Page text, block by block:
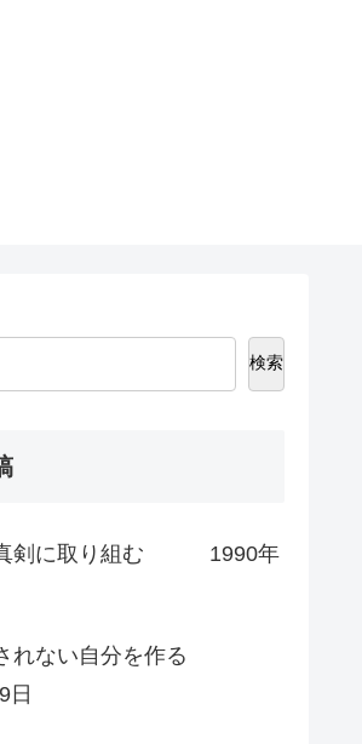
検索
真剣に取り組む 1990年
されない自分を作る
日